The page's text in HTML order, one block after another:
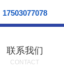
17503077078
联系我们
CONTACT